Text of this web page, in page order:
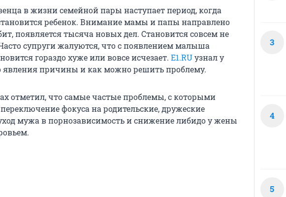
в жизни семейной пары наступает период, когда
ребенок. Внимание мамы и папы направлено
появляется тысяча новых дел. Становится совсем не
супруги жалуются, что с появлением малыша
гораздо хуже или вовсе исчезает. E1.RUузнал у
явления причины и как можно решить проблему.
отметил, что самые частые проблемы, с которыми
фокуса на родительские, дружеские
мужа в порнозависимость и снижение либидо у жены
3
4
5